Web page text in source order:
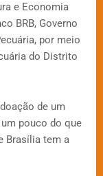
e Economia
BRB, Governo
por meio
do Distrito
de um
pouco do que
Brasília tem a